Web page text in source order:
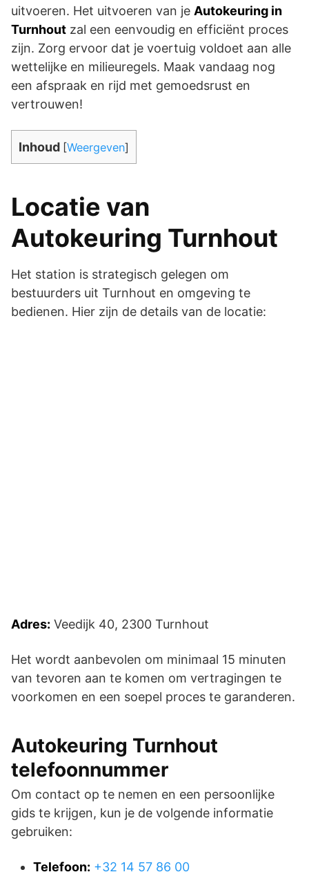
uitvoeren. Het uitvoeren van je Autokeuring in
Turnhout zal een eenvoudig en efficiënt proces
zijn. Zorg ervoor dat je voertuig voldoet aan alle
wettelijke en milieuregels. Maak vandaag nog
een afspraak en rijd met gemoedsrust en
vertrouwen!
Inhoud [Weergeven]
Locatie van
Autokeuring Turnhout
Het station is strategisch gelegen om
bestuurders uit Turnhout en omgeving te
bedienen. Hier zijn de details van de locatie:
Adres: Veedijk 40, 2300 Turnhout
Het wordt aanbevolen om minimaal 15 minuten
van tevoren aan te komen om vertragingen te
voorkomen en een soepel proces te garanderen.
Autokeuring Turnhout
telefoonnummer
Om contact op te nemen en een persoonlijke
gids te krijgen, kun je de volgende informatie
gebruiken:
Telefoon: +32 14 57 86 00